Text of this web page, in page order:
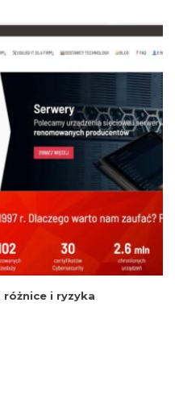
różnice i ryzyka